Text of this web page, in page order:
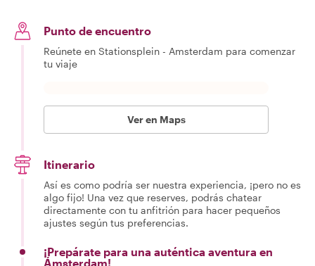
Punto de encuentro
Reúnete en Stationsplein - Amsterdam para comenzar
tu viaje
Ver en Maps
Itinerario
Así es como podría ser nuestra experiencia, ¡pero no es
algo fijo! Una vez que reserves, podrás chatear
directamente con tu anfitrión para hacer pequeños
ajustes según tus preferencias.
¡Prepárate para una auténtica aventura en
Ámsterdam!